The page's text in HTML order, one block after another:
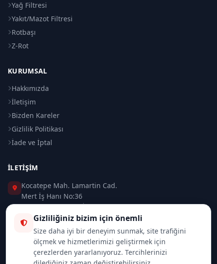
Yağ Filtresi
Yakıt/Mazot Filtresi
Rotbaşı
Z-Rot
KURUMSAL
Hakkımızda
İletişim
Bizden Kareler
Gizlilik Politikası
İade ve İptal
İLETIŞIM
Kocatepe Mah. Lamartin Cad.
Mert İş Hanı No:36
Taksim / Beyoğlu / İSTANBUL
0 (212) 235 37 83
0 (532) 418 08 46
Gizliliğiniz bizim için önemli
Size daha iyi bir deneyim sunmak, site trafiğini
ölçmek ve hizmetlerimizi geliştirmek için
çerezlerden yararlanıyoruz. Tercihlerinizi